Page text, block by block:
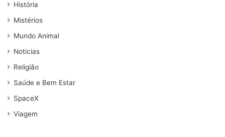
História
Mistérios
Mundo Animal
Noticias
Religião
Saúde e Bem Estar
SpaceX
Viagem